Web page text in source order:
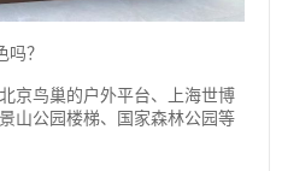
？
京鸟巢的户外平台、上海世博
山公园楼梯、国家森林公园等